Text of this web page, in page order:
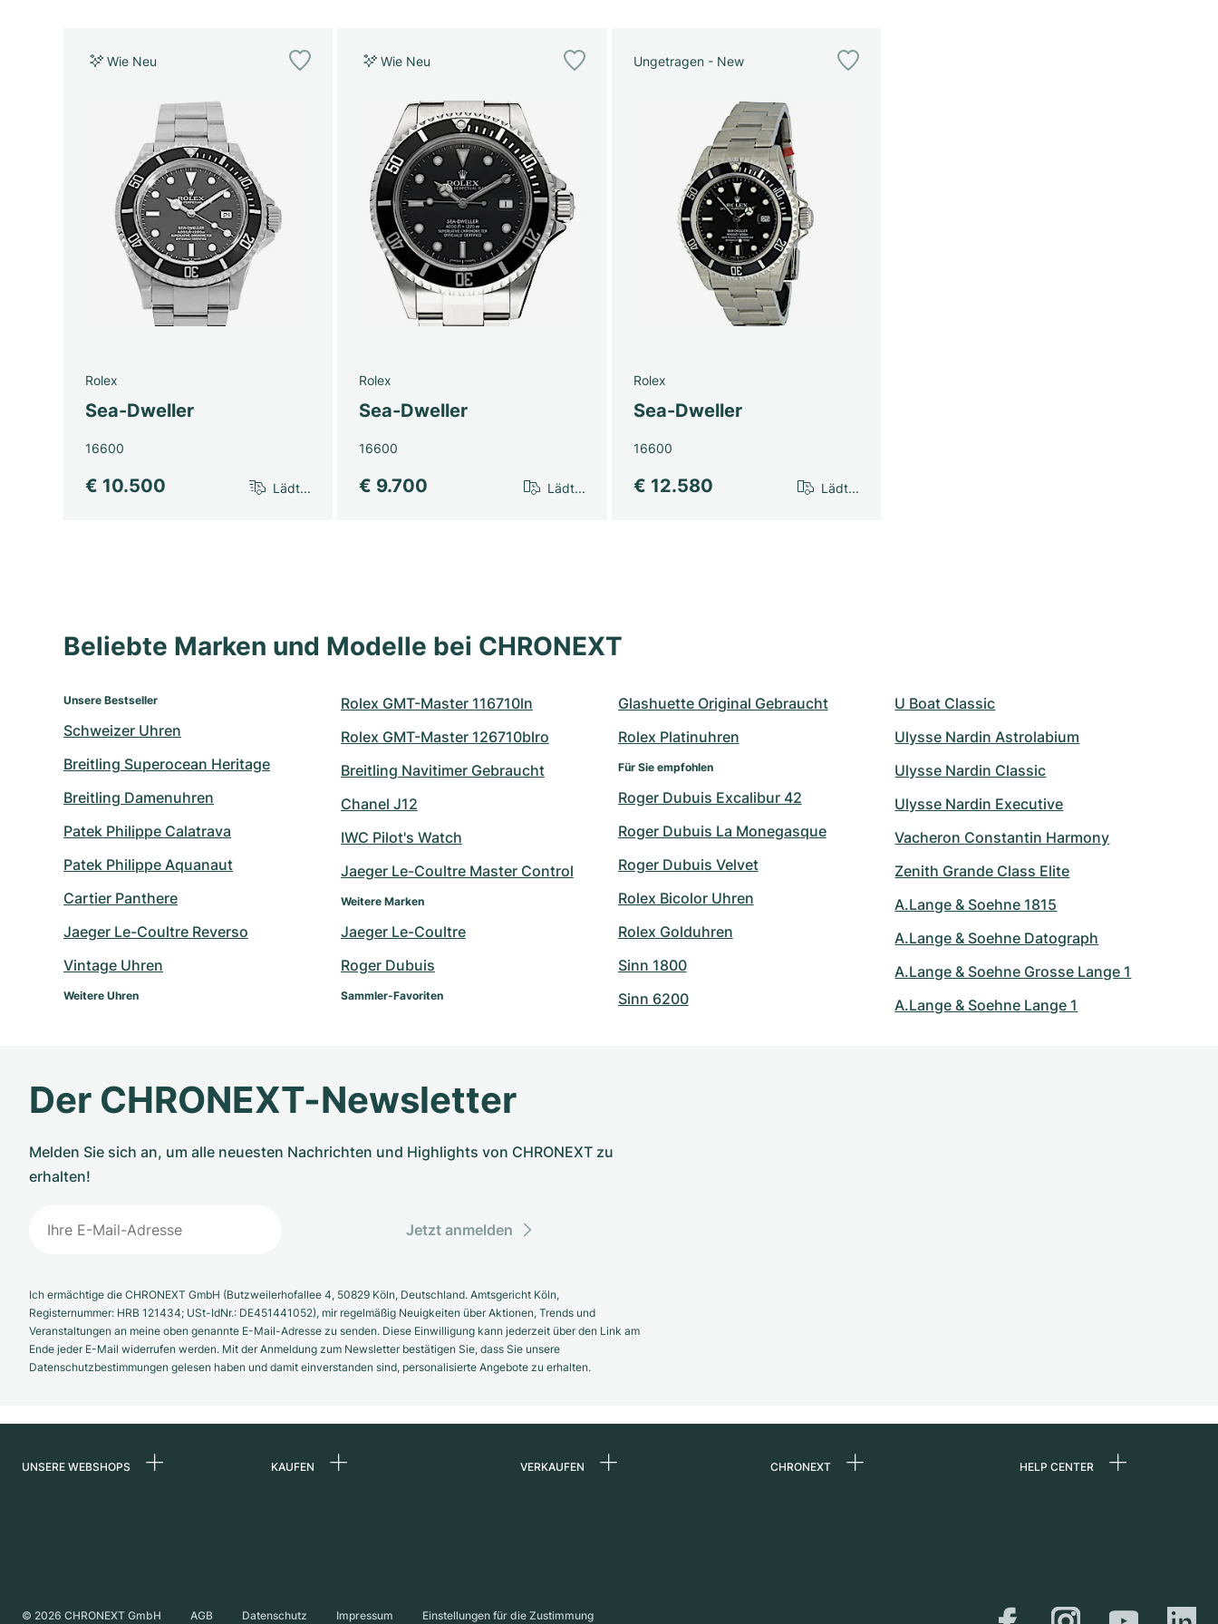
Wie Neu
Rolex
Sea-Dweller
16600
€ 10.500 Lädt...
Wie Neu
Rolex
Sea-Dweller
16600
€ 9.700 Lädt...
Ungetragen - New
Rolex
Sea-Dweller
16600
€ 12.580 Lädt...
Beliebte Marken und Modelle bei CHRONEXT
Unsere Bestseller
Schweizer Uhren
Breitling Superocean Heritage
Breitling Damenuhren
Patek Philippe Calatrava
Patek Philippe Aquanaut
Cartier Panthere
Jaeger Le-Coultre Reverso
Vintage Uhren
Weitere Uhren
Rolex GMT-Master 116710ln
Rolex GMT-Master 126710blro
Breitling Navitimer Gebraucht
Chanel J12
IWC Pilot's Watch
Jaeger Le-Coultre Master Control
Weitere Marken
Jaeger Le-Coultre
Roger Dubuis
Sammler-Favoriten
Glashuette Original Gebraucht
Rolex Platinuhren
Für Sie empfohlen
Roger Dubuis Excalibur 42
Roger Dubuis La Monegasque
Roger Dubuis Velvet
Rolex Bicolor Uhren
Rolex Golduhren
Sinn 1800
Sinn 6200
U Boat Classic
Ulysse Nardin Astrolabium
Ulysse Nardin Classic
Ulysse Nardin Executive
Vacheron Constantin Harmony
Zenith Grande Class Elite
A.Lange & Soehne 1815
A.Lange & Soehne Datograph
A.Lange & Soehne Grosse Lange 1
A.Lange & Soehne Lange 1
Der CHRONEXT-Newsletter
Melden Sie sich an, um alle neuesten Nachrichten und Highlights von CHRONEXT zu
erhalten!
Jetzt anmelden
Ich ermächtige die CHRONEXT GmbH (Butzweilerhofallee 4, 50829 Köln, Deutschland. Amtsgericht Köln,
Registernummer: HRB 121434; USt-IdNr.: DE451441052), mir regelmäßig Neuigkeiten über Aktionen, Trends und
Veranstaltungen an meine oben genannte E-Mail-Adresse zu senden. Diese Einwilligung kann jederzeit über den Link am
Ende jeder E-Mail widerrufen werden. Mit der Anmeldung zum Newsletter bestätigen Sie, dass Sie unsere
Datenschutzbestimmungen gelesen haben und damit einverstanden sind, personalisierte Angebote zu erhalten.
UNSERE WEBSHOPS KAUFEN VERKAUFEN CHRONEXT HELP CENTER
Versand &
© 2026 CHRONEXT GmbH AGB Datenschutz Impressum Einstellungen für die Zustimmung